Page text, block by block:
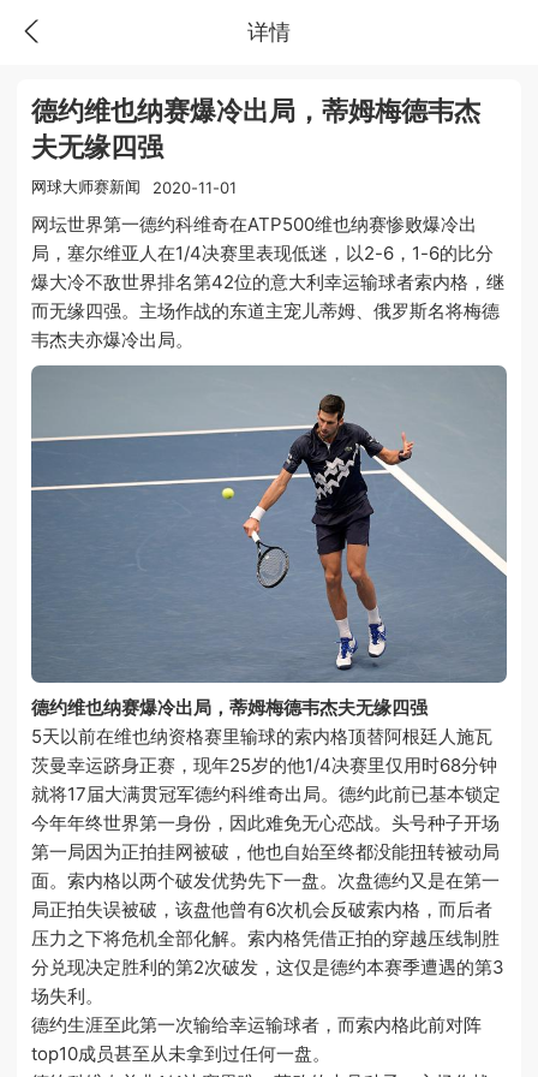
详情
德约维也纳赛爆冷出局，蒂姆梅德韦杰
夫无缘四强
网球大师赛新闻 2020-11-01
网坛世界第一德约科维奇在ATP500维也纳赛惨败爆冷出
局，塞尔维亚人在1/4决赛里表现低迷，以2-6，1-6的比分
爆大冷不敌世界排名第42位的意大利幸运输球者索内格，继
而无缘四强。主场作战的东道主宠儿蒂姆、俄罗斯名将梅德
韦杰夫亦爆冷出局。
德约维也纳赛爆冷出局，蒂姆梅德韦杰夫无缘四强
5天以前在维也纳资格赛里输球的索内格顶替阿根廷人施瓦
茨曼幸运跻身正赛，现年25岁的他1/4决赛里仅用时68分钟
就将17届大满贯冠军德约科维奇出局。德约此前已基本锁定
今年年终世界第一身份，因此难免无心恋战。头号种子开场
第一局因为正拍挂网被破，他也自始至终都没能扭转被动局
面。索内格以两个破发优势先下一盘。次盘德约又是在第一
局正拍失误被破，该盘他曾有6次机会反破索内格，而后者
压力之下将危机全部化解。索内格凭借正拍的穿越压线制胜
分兑现决定胜利的第2次破发，这仅是德约本赛季遭遇的第3
场失利。
德约生涯至此第一次输给幸运输球者，而索内格此前对阵
top10成员甚至从未拿到过任何一盘。